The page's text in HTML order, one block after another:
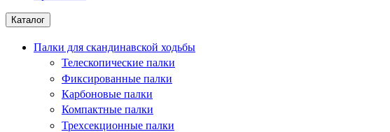
Каталог
Палки для скандинавской ходьбы
Телескопические палки
Фиксированные палки
Карбоновые палки
Компактные палки
Трехсекционные палки